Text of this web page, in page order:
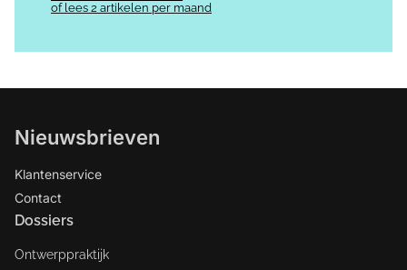
of lees 2 artikelen per maand
Nieuwsbrieven
Klantenservice
Contact
Dossiers
Ontwerppraktijk